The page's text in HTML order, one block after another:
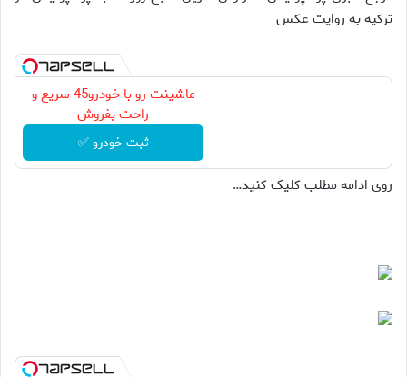
ترکیه به روایت عکس
ماشینت رو با خودرو45 سریع و
راحت بفروش
ثبت خودرو ✅
روی ادامه مطلب کلیک کنید…